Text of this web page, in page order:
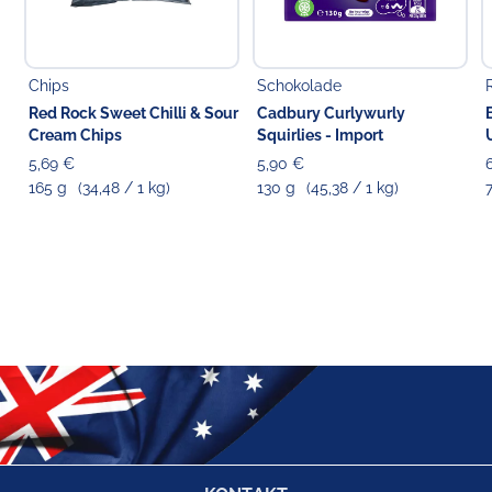
Chips
Red Rock Sweet Chilli & Sour
Cream Chips
5,69 €
165 g
(34,48 / 1 kg)
Schokolade
Cadbury Curlywurly
Squirlies - Import
5,90 €
130 g
(45,38 / 1 kg)